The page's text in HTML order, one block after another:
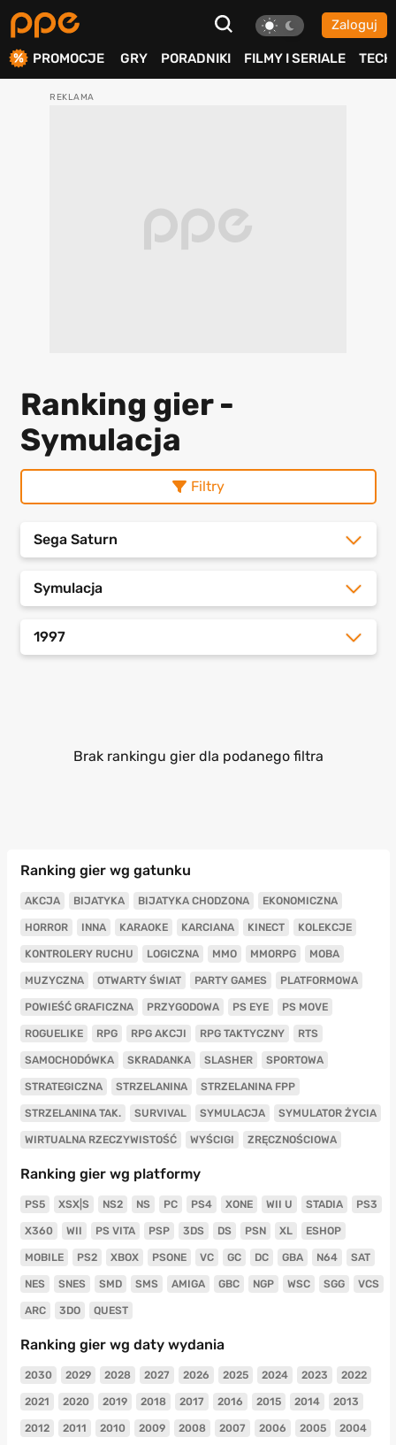
Zaloguj
PROMOCJE GRY PORADNIKI FILMY I SERIALE TECH
Ranking gier -
Symulacja
Filtry
Sega Saturn
Symulacja
1997
Brak rankingu gier dla podanego filtra
Ranking gier wg gatunku
AKCJA BIJATYKA BIJATYKA CHODZONA EKONOMICZNA
HORROR INNA KARAOKE KARCIANA KINECT KOLEKCJE
KONTROLERY RUCHU LOGICZNA MMO MMORPG MOBA
MUZYCZNA OTWARTY ŚWIAT PARTY GAMES PLATFORMOWA
POWIEŚĆ GRAFICZNA PRZYGODOWA PS EYE PS MOVE
ROGUELIKE RPG RPG AKCJI RPG TAKTYCZNY RTS
SAMOCHODÓWKA SKRADANKA SLASHER SPORTOWA
STRATEGICZNA STRZELANINA STRZELANINA FPP
STRZELANINA TAK. SURVIVAL SYMULACJA SYMULATOR ŻYCIA
WIRTUALNA RZECZYWISTOŚĆ WYŚCIGI ZRĘCZNOŚCIOWA
Ranking gier wg platformy
PS5 XSX|S NS2 NS PC PS4 XONE WII U STADIA PS3
X360 WII PS VITA PSP 3DS DS PSN XL ESHOP
MOBILE PS2 XBOX PSONE VC GC DC GBA N64 SAT
NES SNES SMD SMS AMIGA GBC NGP WSC SGG VCS
ARC 3DO QUEST
Ranking gier wg daty wydania
2030 2029 2028 2027 2026 2025 2024 2023 2022
2021 2020 2019 2018 2017 2016 2015 2014 2013
2012 2011 2010 2009 2008 2007 2006 2005 2004